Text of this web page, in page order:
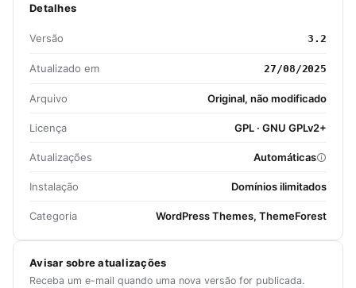
Detalhes
Versão 3.2
Atualizado em 27/08/2025
Arquivo Original, não modificado
Licença GPL · GNU GPLv2+
Atualizações Automáticas
Instalação Domínios ilimitados
Categoria WordPress Themes, ThemeForest
Avisar sobre atualizações
Receba um e-mail quando uma nova versão for publicada.